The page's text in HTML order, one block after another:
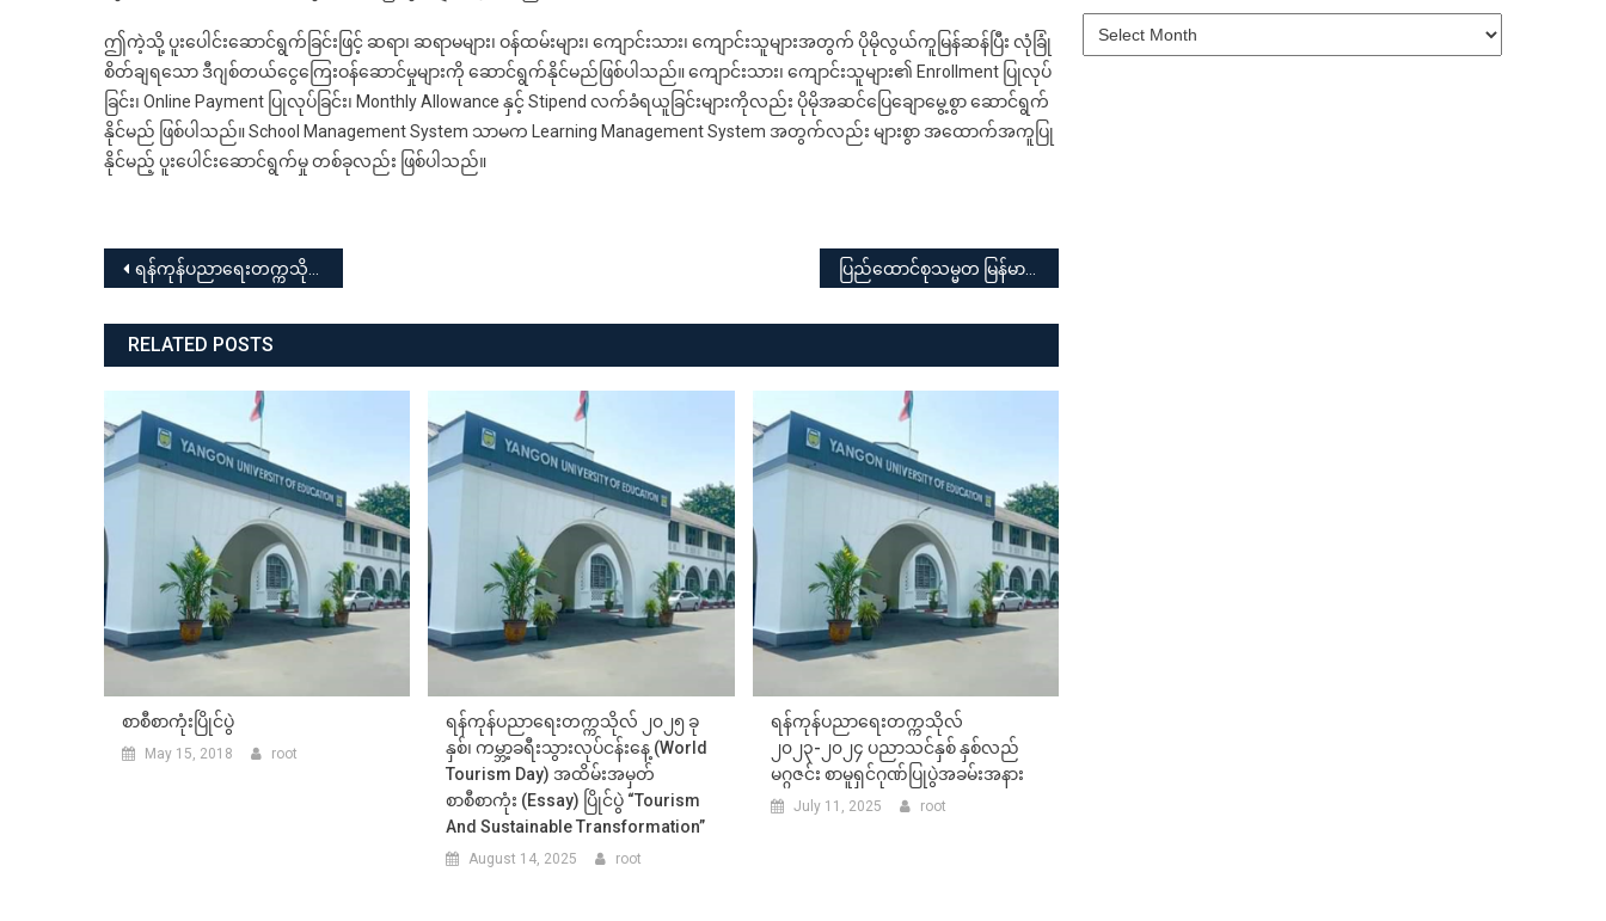
ဤကဲ့သို့ ပူးပေါင်းဆောင်ရွက်ခြင်းဖြင့် ဆရာ၊ ဆရာမများ၊ ဝန်ထမ်းများ၊ ကျောင်းသား၊ ကျောင်းသူများအတွက် ပိုမိုလွယ်ကူမြန်ဆန်ပြီး လုံခြုံ
စိတ်ချရသော ဒီဂျစ်တယ်ငွေကြေးဝန်ဆောင်မှုများကို ဆောင်ရွက်နိုင်မည်ဖြစ်ပါသည်။ ကျောင်းသား၊ ကျောင်းသူများ၏ Enrollment ပြုလုပ်
ခြင်း၊ Online Payment ပြုလုပ်ခြင်း၊ Monthly Allowance နှင့် Stipend လက်ခံရယူခြင်းများကိုလည်း ပိုမိုအဆင်ပြေချောမွေ့စွာ ဆောင်ရွက်
နိုင်မည် ဖြစ်ပါသည်။ School Management System သာမက Learning Management System အတွက်လည်း များစွာ အထောက်အကူပြု
နိုင်မည့် ပူးပေါင်းဆောင်ရွက်မှု တစ်ခုလည်း ဖြစ်ပါသည်။
Post
navigation
ရန်ကုန်ပညာရေးတက္ကသိုလ် Internal Quality Assurance Working Group Meeting
RELATED POSTS
စာစီစာကုံးပြိုင်ပွဲ
May 15, 2018 root
ရန်ကုန်ပညာရေးတက္ကသိုလ် ၂၀၂၅ ခု
နှစ်၊ ကမ္ဘာ့ခရီးသွားလုပ်ငန်းနေ့ (World
Tourism Day) အထိမ်းအမှတ်
စာစီစာကုံး (Essay) ပြိုင်ပွဲ “Tourism
And Sustainable Transformation”
August 14, 2025 root
ရန်ကုန်ပညာရေးတက္ကသိုလ်
၂၀၂၃-၂၀၂၄ ပညာသင်နှစ် နှစ်လည်
မဂ္ဂဇင်း စာမူရှင်ဂုဏ်ပြုပွဲအခမ်းအနား
July 11, 2025 root
Archives